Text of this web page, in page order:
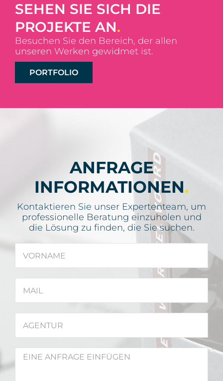
SEHEN SIE SICH DIE
PROJEKTE AN.
Besuchen Sie den Bereich, der allen
unseren Werken gewidmet ist.
PORTFOLIO
ANFRAGE
INFORMATIONEN.
Kontaktieren Sie unser Expertenteam, um
professionelle Beratung einzuholen und
die Lösung zu finden, die Sie suchen.